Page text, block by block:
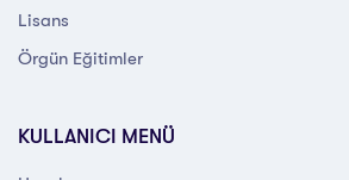
Lisans
Örgün Eğitimler
KULLANICI MENÜ